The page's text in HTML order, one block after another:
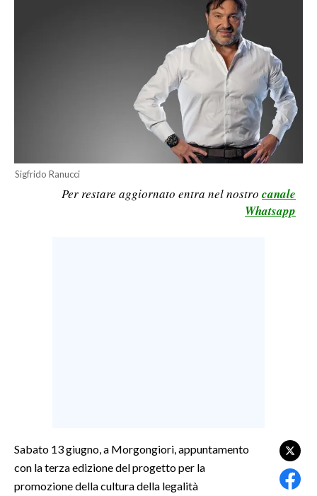
LAVORO
Sigfrido Ranucci
Per restare aggiornato entra nel nostro canale
Whatsapp
Sabato 13 giugno, a Morgongiori, appuntamento
con la terza edizione del progetto per la
promozione della cultura della legalità